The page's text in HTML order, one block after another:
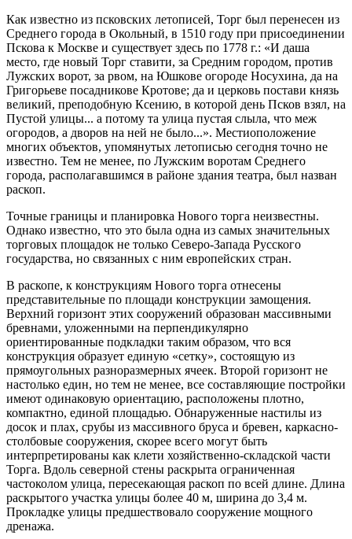
Как известно из псковских летописей, Торг был перенесен из
Среднего города в Окольный, в 1510 году при присоединении
Пскова к Москве и существует здесь по 1778 г.: «И даша
место, где новый Торг ставити, за Средним городом, против
Лужских ворот, за рвом, на Юшкове огороде Носухина, да на
Григорьеве посадникове Кротове; да и церковь постави князь
великий, преподобную Ксению, в которой день Псков взял, на
Пустой улицы... а потому та улица пустая слыла, что меж
огородов, а дворов на ней не было...». Местиоположение
многих объектов, упомянутых летописью сегодня точно не
известно. Тем не менее, по Лужским воротам Среднего
города, располагавшимся в районе здания театра, был назван
раскоп.
Точные границы и планировка Нового торга неизвестны.
Однако известно, что это была одна из самых значительных
торговых площадок не только Северо-Запада Русского
государства, но связанных с ним европейских стран.
В раскопе, к конструкциям Нового торга отнесены
представительные по площади конструкции замощения.
Верхний горизонт этих сооружений образован массивными
бревнами, уложенными на перпендикулярно
ориентированные подкладки таким образом, что вся
конструкция образует единую «сетку», состоящую из
прямоугольных разноразмерных ячеек. Второй горизонт не
настолько един, но тем не менее, все составляющие постройки
имеют одинаковую ориентацию, расположены плотно,
компактно, единой площадью. Обнаруженные настилы из
досок и плах, срубы из массивного бруса и бревен, каркасно-
столбовые сооружения, скорее всего могут быть
интерпретированы как клети хозяйственно-складской части
Торга. Вдоль северной стены раскрыта ограниченная
частоколом улица, пересекающая раскоп по всей длине. Длина
раскрытого участка улицы более 40 м, ширина до 3,4 м.
Прокладке улицы предшествовало сооружение мощного
дренажа.